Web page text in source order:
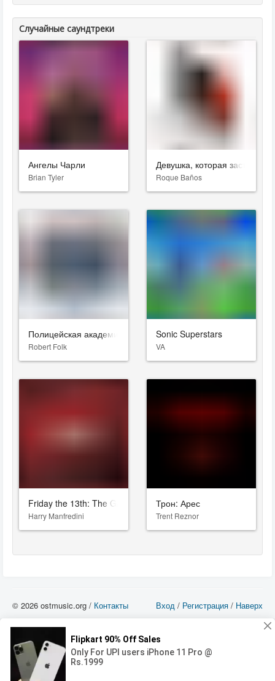
Случайные саундтреки
Ангелы Чарли
Brian Tyler
Девушка, которая застряла
Roque Baños
Полицейская академия
Robert Folk
Sonic Superstars
VA
Friday the 13th: The Game
Harry Manfredini
Трон: Арес
Trent Reznor
Вход / Регистрация / Наверх
© 2026 ostmusic.org / Контакты
можете использовать такие материалы только в том в случае, если
использование производится с ознакомительными целями - для прочих целей
вы должны приобрести лицензионную запись.